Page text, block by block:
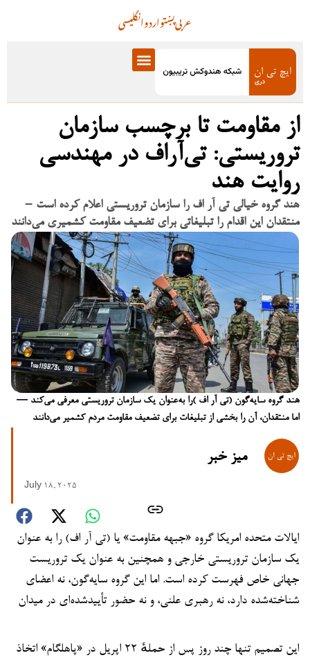
انگلیسیاردوپښتوعربی
از مقاومت تا برچسب سازمان
تروریستی: تی‌آر‌اف در مهندسی
روایت هند
هند گروه خیالی تی آر اف را سازمان تروریستی اعلام کرده است –
منتقدان این اقدام را تبلیغاتی برای تضعیف مقاومت کشمیری می‌دانند
هند گروه سایه‌گون (تی آر اف )را به‌عنوان یک سازمان تروریستی معرفی می‌کند —
اما منتقدان، آن را بخشی از تبلیغات برای تضعیف مقاومت مردم کشمیر می‌دانند
میز خبر
July 18, 2025
ایالات متحده امریکا گروه «جبهه مقاومت» یا (تی آر اف) را به عنوان
یک سازمان تروریستی خارجی و همچنین به عنوان یک تروریست
جهانی خاص فهرست کرده است. اما این گروه سایه‌گون، نه اعضای
شناخته‌شده دارد، نه رهبری علنی، و نه حضور تأییدشده‌ای در میدان
این تصمیم تنها چند روز پس از حملهٔ ۲۲ اپریل در «پاهلگام» اتخاذ